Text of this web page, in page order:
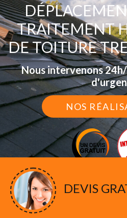
TRAITEMENT
DE TOITURE
Nous intervenons
NOS
DEVIS